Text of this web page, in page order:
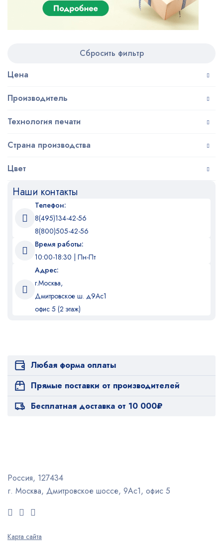
Сбросить фильтр
Цена
Производитель
Технология печати
Страна производства
Цвет
Наши контакты
Телефон:
8(495)134-42-56
8(800)505-42-56
Время работы:
10:00-18:30 | Пн-Пт
Адрес:
г.Москва,
Дмитровское ш. д9Ас1
офис 5 (2 этаж)
Любая форма оплаты
Прямые поставки от производителей
Бесплатная доставка от 10 000₽
Россия, 127434
г. Москва, Дмитровское шоссе, 9Ас1, офис 5
Карта сайта